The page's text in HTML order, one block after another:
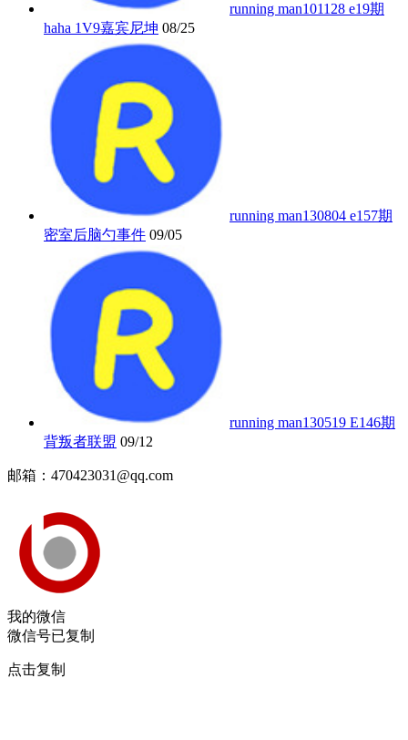
running man101128 e19期
haha 1V9嘉宾尼坤 08/25
running man130804 e157期
密室后脑勺事件 09/05
running man130519 E146期
背叛者联盟 09/12
邮箱：470423031@qq.com
我的微信
微信号已复制
点击复制